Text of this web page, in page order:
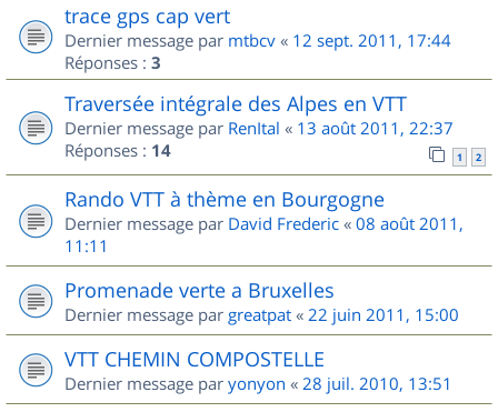
trace gps cap vert
Dernier message par mtbcv « 12 sept. 2011, 17:44
Réponses : 3
Traversée intégrale des Alpes en VTT
Dernier message par RenItal « 13 août 2011, 22:37
Réponses : 14 1 2
Rando VTT à thème en Bourgogne
Dernier message par David Frederic « 08 août 2011,
11:11
Promenade verte a Bruxelles
Dernier message par greatpat « 22 juin 2011, 15:00
VTT CHEMIN COMPOSTELLE
Dernier message par yonyon « 28 juil. 2010, 13:51